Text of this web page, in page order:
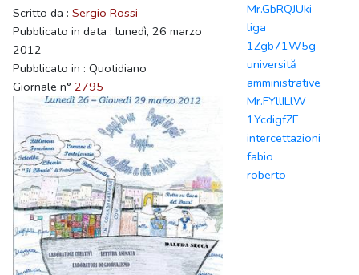
Scritto da : Sergio Rossi
Pubblicato in data : lunedì, 26 marzo
2012
Pubblicato in : Quotidiano
Giornale n° 2795
Mr.GbRQJUki
liga
1Zgb71W5g
universită
amministrative
Mr.FYllILlW
1YcdigfZF
intercettazioni
fabio
roberto